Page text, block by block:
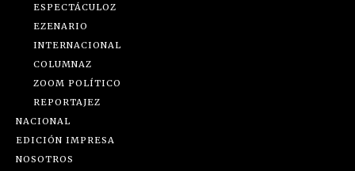
ESPECTÁCULOZ
EZENARIO
INTERNACIONAL
COLUMNAZ
ZOOM POLÍTICO
REPORTAJEZ
NACIONAL
EDICIÓN IMPRESA
NOSOTROS